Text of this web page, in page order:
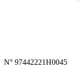
N° 97442221H0045